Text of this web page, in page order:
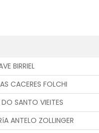
BIRRIEL
CACERES FOLCHI
SANTO VIEITES
ANTELO ZOLLINGER